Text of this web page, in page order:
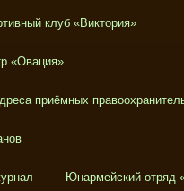
клуб «Виктория»
«Овация»
приёмных
Юнармейский отряд